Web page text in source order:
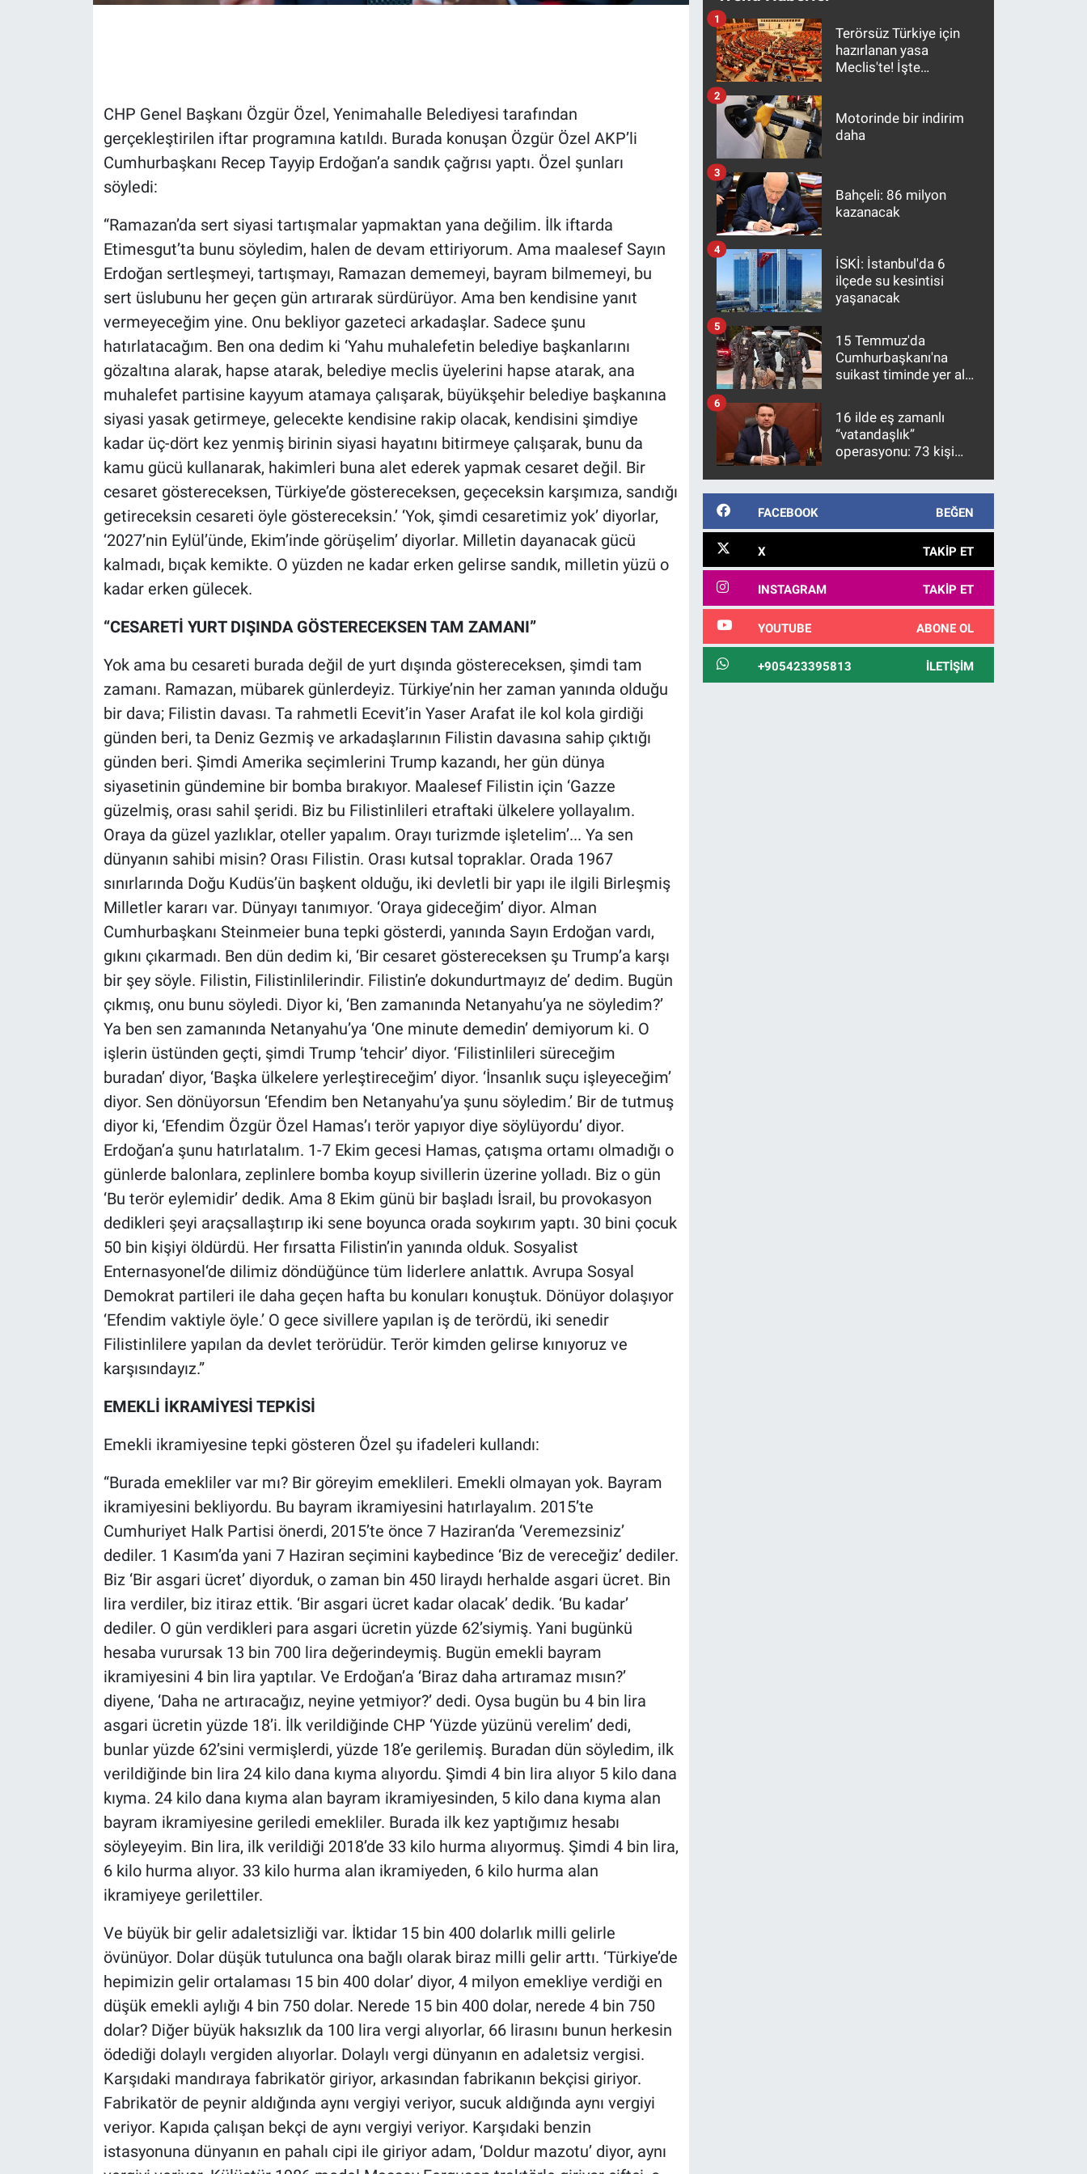
CHP Genel Başkanı Özgür Özel, Yenimahalle Belediyesi tarafından
gerçekleştirilen iftar programına katıldı. Burada konuşan Özgür Özel AKP’li
Cumhurbaşkanı Recep Tayyip Erdoğan’a sandık çağrısı yaptı. Özel şunları
söyledi:
“Ramazan’da sert siyasi tartışmalar yapmaktan yana değilim. İlk iftarda
Etimesgut’ta bunu söyledim, halen de devam ettiriyorum. Ama maalesef Sayın
Erdoğan sertleşmeyi, tartışmayı, Ramazan dememeyi, bayram bilmemeyi, bu
sert üslubunu her geçen gün artırarak sürdürüyor. Ama ben kendisine yanıt
vermeyeceğim yine. Onu bekliyor gazeteci arkadaşlar. Sadece şunu
hatırlatacağım. Ben ona dedim ki ‘Yahu muhalefetin belediye başkanlarını
gözaltına alarak, hapse atarak, belediye meclis üyelerini hapse atarak, ana
muhalefet partisine kayyum atamaya çalışarak, büyükşehir belediye başkanına
siyasi yasak getirmeye, gelecekte kendisine rakip olacak, kendisini şimdiye
kadar üç-dört kez yenmiş birinin siyasi hayatını bitirmeye çalışarak, bunu da
kamu gücü kullanarak, hakimleri buna alet ederek yapmak cesaret değil. Bir
cesaret göstereceksen, Türkiye’de göstereceksen, geçeceksin karşımıza, sandığı
getireceksin cesareti öyle göstereceksin.’ ‘Yok, şimdi cesaretimiz yok’ diyorlar,
‘2027’nin Eylül’ünde, Ekim’inde görüşelim’ diyorlar. Milletin dayanacak gücü
kalmadı, bıçak kemikte. O yüzden ne kadar erken gelirse sandık, milletin yüzü o
kadar erken gülecek.
“CESARETİ YURT DIŞINDA GÖSTERECEKSEN TAM ZAMANI”
Yok ama bu cesareti burada değil de yurt dışında göstereceksen, şimdi tam
zamanı. Ramazan, mübarek günlerdeyiz. Türkiye’nin her zaman yanında olduğu
bir dava; Filistin davası. Ta rahmetli Ecevit’in Yaser Arafat ile kol kola girdiği
günden beri, ta Deniz Gezmiş ve arkadaşlarının Filistin davasına sahip çıktığı
günden beri. Şimdi Amerika seçimlerini Trump kazandı, her gün dünya
siyasetinin gündemine bir bomba bırakıyor. Maalesef Filistin için ‘Gazze
güzelmiş, orası sahil şeridi. Biz bu Filistinlileri etraftaki ülkelere yollayalım.
Oraya da güzel yazlıklar, oteller yapalım. Orayı turizmde işletelim’... Ya sen
dünyanın sahibi misin? Orası Filistin. Orası kutsal topraklar. Orada 1967
sınırlarında Doğu Kudüs’ün başkent olduğu, iki devletli bir yapı ile ilgili Birleşmiş
Milletler kararı var. Dünyayı tanımıyor. ‘Oraya gideceğim’ diyor. Alman
Cumhurbaşkanı Steinmeier buna tepki gösterdi, yanında Sayın Erdoğan vardı,
gıkını çıkarmadı. Ben dün dedim ki, ‘Bir cesaret göstereceksen şu Trump’a karşı
bir şey söyle. Filistin, Filistinlilerindir. Filistin’e dokundurtmayız de’ dedim. Bugün
çıkmış, onu bunu söyledi. Diyor ki, ‘Ben zamanında Netanyahu’ya ne söyledim?’
Ya ben sen zamanında Netanyahu’ya ‘One minute demedin’ demiyorum ki. O
işlerin üstünden geçti, şimdi Trump ‘tehcir’ diyor. ‘Filistinlileri süreceğim
buradan’ diyor, ‘Başka ülkelere yerleştireceğim’ diyor. ‘İnsanlık suçu işleyeceğim’
diyor. Sen dönüyorsun ‘Efendim ben Netanyahu’ya şunu söyledim.’ Bir de tutmuş
diyor ki, ‘Efendim Özgür Özel Hamas’ı terör yapıyor diye söylüyordu’ diyor.
Erdoğan’a şunu hatırlatalım. 1-7 Ekim gecesi Hamas, çatışma ortamı olmadığı o
günlerde balonlara, zeplinlere bomba koyup sivillerin üzerine yolladı. Biz o gün
‘Bu terör eylemidir’ dedik. Ama 8 Ekim günü bir başladı İsrail, bu provokasyon
dedikleri şeyi araçsallaştırıp iki sene boyunca orada soykırım yaptı. 30 bini çocuk
50 bin kişiyi öldürdü. Her fırsatta Filistin’in yanında olduk. Sosyalist
Enternasyonel‘de dilimiz döndüğünce tüm liderlere anlattık. Avrupa Sosyal
Demokrat partileri ile daha geçen hafta bu konuları konuştuk. Dönüyor dolaşıyor
‘Efendim vaktiyle öyle.’ O gece sivillere yapılan iş de terördü, iki senedir
Filistinlilere yapılan da devlet terörüdür. Terör kimden gelirse kınıyoruz ve
karşısındayız.”
EMEKLİ İKRAMİYESİ TEPKİSİ
Emekli ikramiyesine tepki gösteren Özel şu ifadeleri kullandı:
“Burada emekliler var mı? Bir göreyim emeklileri. Emekli olmayan yok. Bayram
ikramiyesini bekliyordu. Bu bayram ikramiyesini hatırlayalım. 2015’te
Cumhuriyet Halk Partisi önerdi, 2015’te önce 7 Haziran‘da ‘Veremezsiniz’
dediler. 1 Kasım’da yani 7 Haziran seçimini kaybedince ‘Biz de vereceğiz’ dediler.
Biz ‘Bir asgari ücret’ diyorduk, o zaman bin 450 liraydı herhalde asgari ücret. Bin
lira verdiler, biz itiraz ettik. ‘Bir asgari ücret kadar olacak’ dedik. ‘Bu kadar’
dediler. O gün verdikleri para asgari ücretin yüzde 62’siymiş. Yani bugünkü
hesaba vurursak 13 bin 700 lira değerindeymiş. Bugün emekli bayram
ikramiyesini 4 bin lira yaptılar. Ve Erdoğan’a ‘Biraz daha artıramaz mısın?’
diyene, ‘Daha ne artıracağız, neyine yetmiyor?’ dedi. Oysa bugün bu 4 bin lira
asgari ücretin yüzde 18’i. İlk verildiğinde CHP ‘Yüzde yüzünü verelim’ dedi,
bunlar yüzde 62’sini vermişlerdi, yüzde 18’e gerilemiş. Buradan dün söyledim, ilk
verildiğinde bin lira 24 kilo dana kıyma alıyordu. Şimdi 4 bin lira alıyor 5 kilo dana
kıyma. 24 kilo dana kıyma alan bayram ikramiyesinden, 5 kilo dana kıyma alan
bayram ikramiyesine geriledi emekliler. Burada ilk kez yaptığımız hesabı
söyleyeyim. Bin lira, ilk verildiği 2018’de 33 kilo hurma alıyormuş. Şimdi 4 bin lira,
6 kilo hurma alıyor. 33 kilo hurma alan ikramiyeden, 6 kilo hurma alan
ikramiyeye gerilettiler.
Ve büyük bir gelir adaletsizliği var. İktidar 15 bin 400 dolarlık milli gelirle
övünüyor. Dolar düşük tutulunca ona bağlı olarak biraz milli gelir arttı. ‘Türkiye’de
hepimizin gelir ortalaması 15 bin 400 dolar’ diyor, 4 milyon emekliye verdiği en
düşük emekli aylığı 4 bin 750 dolar. Nerede 15 bin 400 dolar, nerede 4 bin 750
dolar? Diğer büyük haksızlık da 100 lira vergi alıyorlar, 66 lirasını bunun herkesin
ödediği dolaylı vergiden alıyorlar. Dolaylı vergi dünyanın en adaletsiz vergisi.
Karşıdaki mandıraya fabrikatör giriyor, arkasından fabrikanın bekçisi giriyor.
Fabrikatör de peynir aldığında aynı vergiyi veriyor, sucuk aldığında aynı vergiyi
veriyor. Kapıda çalışan bekçi de aynı vergiyi veriyor. Karşıdaki benzin
istasyonuna dünyanın en pahalı cipi ile giriyor adam, ‘Doldur mazotu’ diyor, aynı
Terörsüz Türkiye için
hazırlanan yasa
Meclis'te! İşte
1
Motorinde bir indirim
daha
2
Bahçeli: 86 milyon
kazanacak
3
İSKİ: İstanbul'da 6
ilçede su kesintisi
yaşanacak
4
15 Temmuz'da
Cumhurbaşkanı'na
suikast timinde yer alan
10 yıl sonra yakalandı
5
16 ilde eş zamanlı
“vatandaşlık”
operasyonu: 73 kişi
6
FACEBOOK BEĞEN
X TAKIP ET
INSTAGRAM TAKIP ET
YOUTUBE ABONE OL
+905423395813 İLETIŞIM
Koronavirüs
Ne demişti
Programlar
Teknoloji
Türkiye'nin Geleceği
Türkiye'nin Gündemi
Yerel Gündem
Yerel Yaşam
Canlı Yayın